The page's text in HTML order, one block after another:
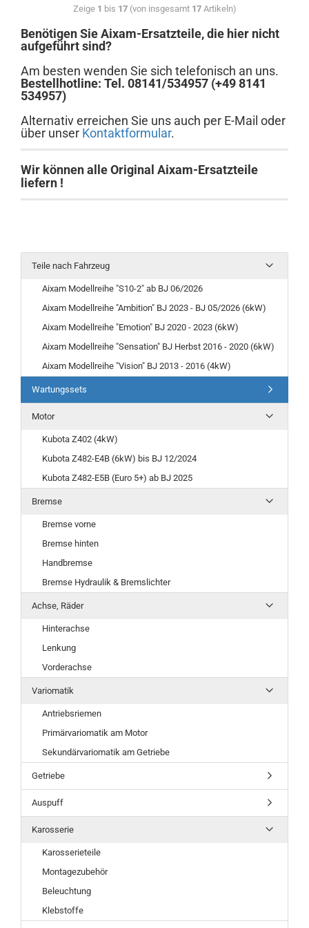
Zeige 1 bis 17(von insgesamt 17Artikeln)
Benötigen Sie Aixam-Ersatzteile, die hier nicht
aufgeführt sind?
Am besten wenden Sie sich telefonisch an uns.
Bestellhotline: Tel. 08141/534957 (+49 8141
534957)
Alternativ erreichen Sie uns auch per E-Mail oder
über unser Kontaktformular.
Wir können alle Original Aixam-Ersatzteile
liefern !
Teile nach Fahrzeug
Aixam Modellreihe "S10-2" ab BJ 06/2026
Aixam Modellreihe "Ambition" BJ 2023 - BJ 05/2026 (6kW)
Aixam Modellreihe "Emotion" BJ 2020 - 2023 (6kW)
Aixam Modellreihe "Sensation" BJ Herbst 2016 - 2020 (6kW)
Aixam Modellreihe "Vision" BJ 2013 - 2016 (4kW)
Wartungssets
Motor
Kubota Z402 (4kW)
Kubota Z482-E4B (6kW) bis BJ 12/2024
Kubota Z482-E5B (Euro 5+) ab BJ 2025
Bremse
Bremse vorne
Bremse hinten
Handbremse
Bremse Hydraulik & Bremslichter
Achse, Räder
Hinterachse
Lenkung
Vorderachse
Variomatik
Antriebsriemen
Primärvariomatik am Motor
Sekundärvariomatik am Getriebe
Getriebe
Auspuff
Karosserie
Karosserieteile
Montagezubehör
Beleuchtung
Klebstoffe